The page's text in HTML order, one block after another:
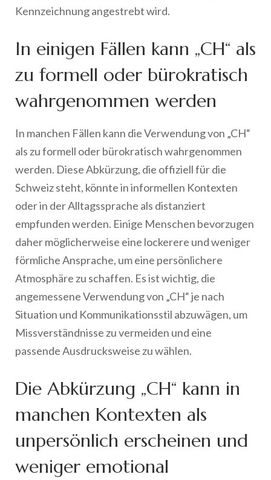
Kennzeichnung angestrebt wird.
In einigen Fällen kann „CH“ als
zu formell oder bürokratisch
wahrgenommen werden
In manchen Fällen kann die Verwendung von „CH“
als zu formell oder bürokratisch wahrgenommen
werden. Diese Abkürzung, die offiziell für die
Schweiz steht, könnte in informellen Kontexten
oder in der Alltagssprache als distanziert
empfunden werden. Einige Menschen bevorzugen
daher möglicherweise eine lockerere und weniger
förmliche Ansprache, um eine persönlichere
Atmosphäre zu schaffen. Es ist wichtig, die
angemessene Verwendung von „CH“ je nach
Situation und Kommunikationsstil abzuwägen, um
Missverständnisse zu vermeiden und eine
passende Ausdrucksweise zu wählen.
Die Abkürzung „CH“ kann in
manchen Kontexten als
unpersönlich erscheinen und
weniger emotional